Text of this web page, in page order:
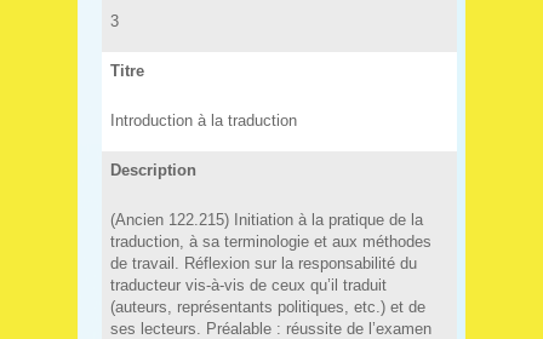
3
Titre
Introduction à la traduction
Description
(Ancien 122.215) Initiation à la pratique de la
traduction, à sa terminologie et aux méthodes
de travail. Réflexion sur la responsabilité du
traducteur vis-à-vis de ceux qu’il traduit
(auteurs, représentants politiques, etc.) et de
ses lecteurs. Préalable : réussite de l’examen